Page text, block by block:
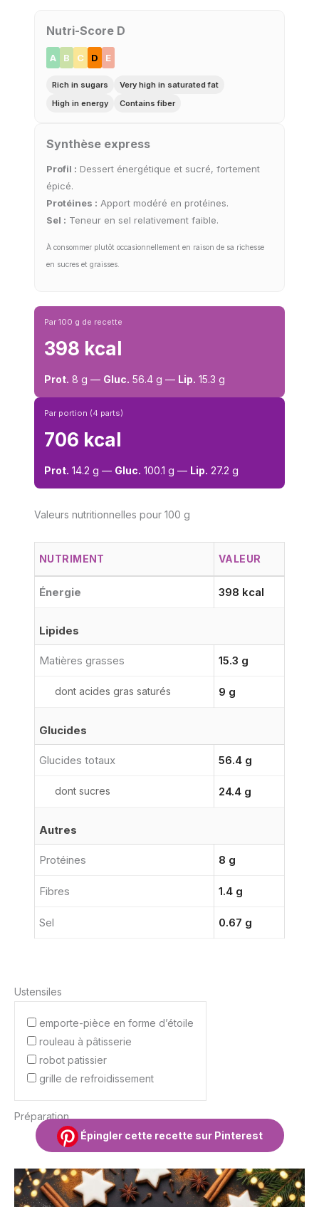
Nutri-Score D
A B C D E
Rich in sugars
Very high in saturated fat
High in energy
Contains fiber
Synthèse express
Profil : Dessert énergétique et sucré, fortement
épicé.
Protéines : Apport modéré en protéines.
Sel : Teneur en sel relativement faible.
À consommer plutôt occasionnellement en raison de sa richesse
en sucres et graisses.
Par 100 g de recette
398 kcal
Prot. 8 g — Gluc. 56.4 g — Lip. 15.3 g
Par portion (4 parts)
706 kcal
Prot. 14.2 g — Gluc. 100.1 g — Lip. 27.2 g
Valeurs nutritionnelles pour 100 g
NUTRIMENT VALEUR
Énergie 398 kcal
Lipides
Matières grasses 15.3 g
dont acides gras saturés 9 g
Glucides
Glucides totaux 56.4 g
dont sucres 24.4 g
Autres
Protéines 8 g
Fibres 1.4 g
Sel 0.67 g
Ustensiles
emporte-pièce en forme d’étoile
rouleau à pâtisserie
robot patissier
grille de refroidissement
Préparation
Épingler cette recette sur Pinterest